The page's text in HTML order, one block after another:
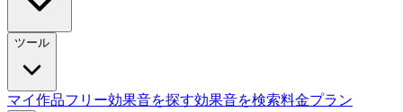
ツール
マイ作品フリー効果音を探す効果音を検索料金プラン